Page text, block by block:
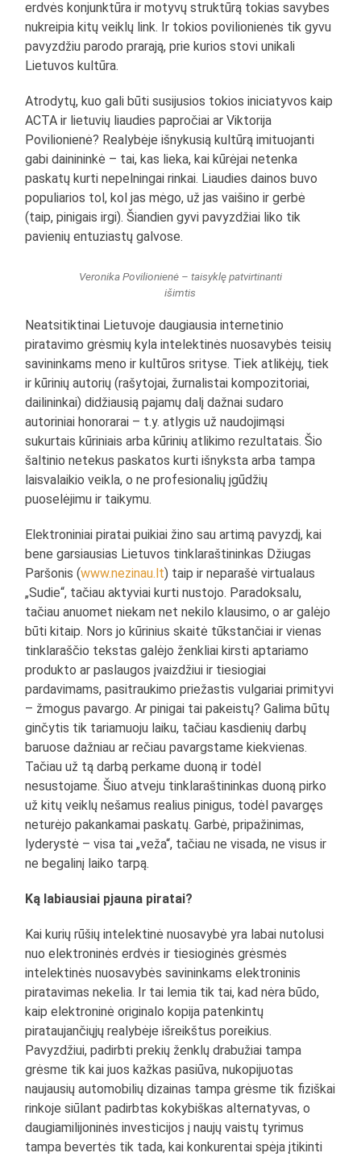
erdvės konjunktūra ir motyvų struktūrą tokias savybes
nukreipia kitų veiklų link. Ir tokios povilionienės tik gyvu
pavyzdžiu parodo prarają, prie kurios stovi unikali
Lietuvos kultūra.
Atrodytų, kuo gali būti susijusios tokios iniciatyvos kaip
ACTA ir lietuvių liaudies papročiai ar Viktorija
Povilionienė? Realybėje išnykusią kultūrą imituojanti
gabi dainininkė – tai, kas lieka, kai kūrėjai netenka
paskatų kurti nepelningai rinkai. Liaudies dainos buvo
populiarios tol, kol jas mėgo, už jas vaišino ir gerbė
(taip, pinigais irgi). Šiandien gyvi pavyzdžiai liko tik
pavienių entuziastų galvose.
Veronika Povilionienė – taisyklę patvirtinanti
išimtis
Neatsitiktinai Lietuvoje daugiausia internetinio
piratavimo grėsmių kyla intelektinės nuosavybės teisių
savininkams meno ir kultūros srityse. Tiek atlikėjų, tiek
ir kūrinių autorių (rašytojai, žurnalistai kompozitoriai,
dailininkai) didžiausią pajamų dalį dažnai sudaro
autoriniai honorarai – t.y. atlygis už naudojimąsi
sukurtais kūriniais arba kūrinių atlikimo rezultatais. Šio
šaltinio netekus paskatos kurti išnyksta arba tampa
laisvalaikio veikla, o ne profesionalių įgūdžių
puoselėjimu ir taikymu.
Elektroniniai piratai puikiai žino sau artimą pavyzdį, kai
bene garsiausias Lietuvos tinklaraštininkas Džiugas
Paršonis (www.nezinau.lt) taip ir neparašė virtualaus
„Sudie“, tačiau aktyviai kurti nustojo. Paradoksalu,
tačiau anuomet niekam net nekilo klausimo, o ar galėjo
būti kitaip. Nors jo kūrinius skaitė tūkstančiai ir vienas
tinklaraščio tekstas galėjo ženkliai kirsti aptariamo
produkto ar paslaugos įvaizdžiui ir tiesiogiai
pardavimams, pasitraukimo priežastis vulgariai primityvi
– žmogus pavargo. Ar pinigai tai pakeistų? Galima būtų
ginčytis tik tariamuoju laiku, tačiau kasdienių darbų
baruose dažniau ar rečiau pavargstame kiekvienas.
Tačiau už tą darbą perkame duoną ir todėl
nesustojame. Šiuo atveju tinklaraštininkas duoną pirko
už kitų veiklų nešamus realius pinigus, todėl pavargęs
neturėjo pakankamai paskatų. Garbė, pripažinimas,
lyderystė – visa tai „veža“, tačiau ne visada, ne visus ir
ne begalinį laiko tarpą.
Ką labiausiai pjauna piratai?
Kai kurių rūšių intelektinė nuosavybė yra labai nutolusi
nuo elektroninės erdvės ir tiesioginės grėsmės
intelektinės nuosavybės savininkams elektroninis
piratavimas nekelia. Ir tai lemia tik tai, kad nėra būdo,
kaip elektroninė originalo kopija patenkintų
pirataujančiųjų realybėje išreikštus poreikius.
Pavyzdžiui, padirbti prekių ženklų drabužiai tampa
grėsme tik kai juos kažkas pasiūva, nukopijuotas
naujausių automobilių dizainas tampa grėsme tik fiziškai
rinkoje siūlant padirbtas kokybiškas alternatyvas, o
daugiamilijoninės investicijos į naujų vaistų tyrimus
tampa bevertės tik tada, kai konkurentai spėja įtikinti